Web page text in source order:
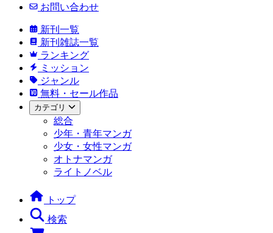
お問い合わせ
新刊一覧
新刊雑誌一覧
ランキング
ミッション
ジャンル
無料・セール作品
カテゴリ
総合
少年・青年マンガ
少女・女性マンガ
オトナマンガ
ライトノベル
トップ
検索